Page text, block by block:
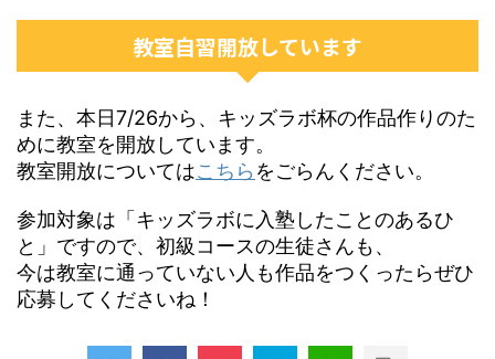
教室自習開放しています
また、本日7/26から、キッズラボ杯の作品作りのた
めに教室を開放しています。
教室開放についてはこちら をごらんください。
参加対象は「キッズラボに入塾したことのあるひ
と」ですので、初級コースの生徒さんも、
今は教室に通っていない人も作品をつくったらぜひ
応募してくださいね！